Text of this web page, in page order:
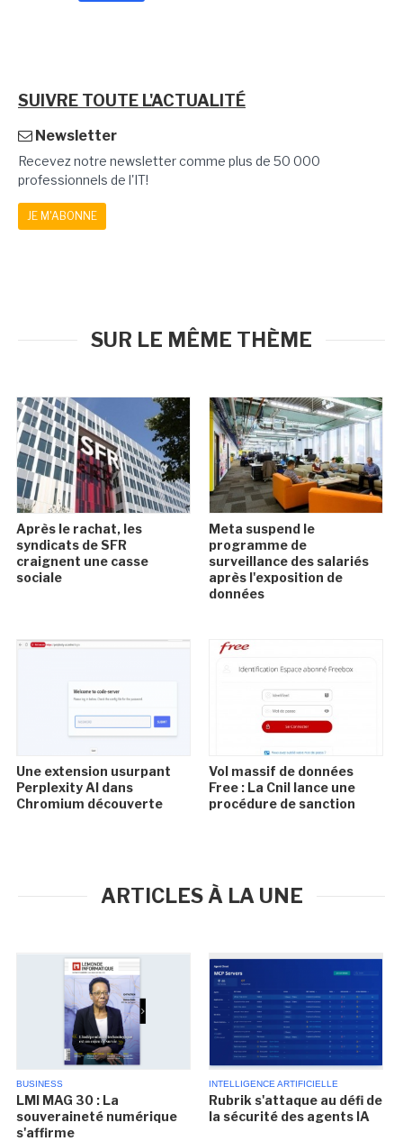
SUIVRE TOUTE L'ACTUALITÉ
Newsletter
Recevez notre newsletter comme plus de 50 000
professionnels de l'IT!
JE M'ABONNE
SUR LE MÊME THÈME
Après le rachat, les
syndicats de SFR
craignent une casse
sociale
Meta suspend le
programme de
surveillance des salariés
après l'exposition de
données
Une extension usurpant
Perplexity AI dans
Chromium découverte
Vol massif de données
Free : La Cnil lance une
procédure de sanction
ARTICLES À LA UNE
BUSINESS
LMI MAG 30 : La
souveraineté numérique
s'affirme
INTELLIGENCE ARTIFICIELLE
Rubrik s'attaque au défi de
la sécurité des agents IA